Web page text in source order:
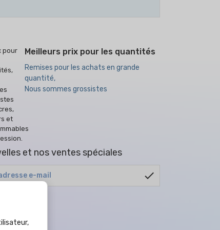
Meilleurs prix pour les quantités
Remises pour les achats en grande
quantité,
Nous sommes grossistes
et nos ventes spéciales
check